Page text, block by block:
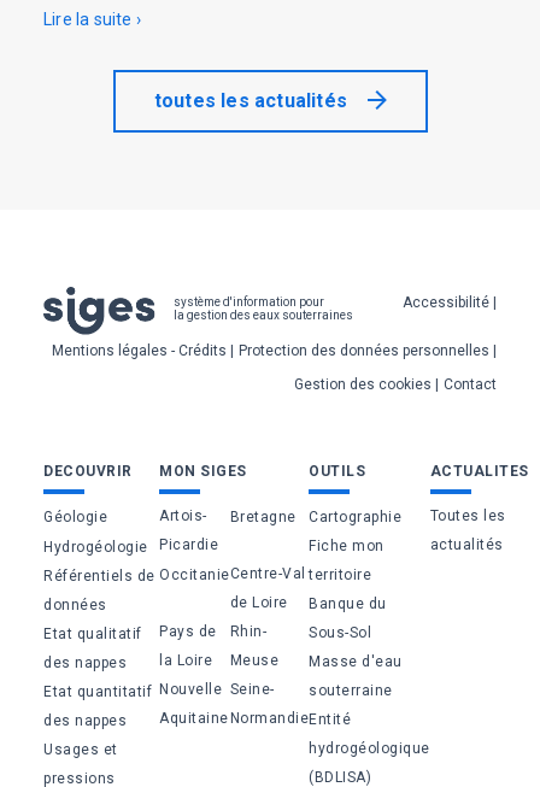
Lire la suite ›
toutes les actualités
système d'information pour
la gestion des eaux souterraines
Pied
de
page
Accessibilité
Mentions légales - Crédits
Protection des données personnelles
Gestion des cookies
Contact
Bas
de
page
DECOUVRIR
Géologie
Hydrogéologie
Référentiels de
données
Etat qualitatif
des nappes
Etat quantitatif
des nappes
Usages et
pressions
MON SIGES
Artois-
Picardie
Bretagne
OccitanieCentre-Val
de Loire
Pays de
la Loire
Rhin-
Meuse
Nouvelle
Aquitaine
Seine-
Normandie
OUTILS
Cartographie
Fiche mon
territoire
Banque du
Sous-Sol
Masse d'eau
souterraine
Entité
hydrogéologique
(BDLISA)
ACTUALITES
Toutes les
actualités